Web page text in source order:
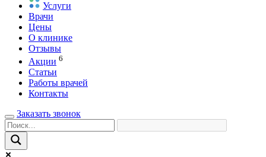
Услуги
Врачи
Цены
О клинике
Отзывы
Акции 6
Статьи
Работы врачей
Контакты
Заказать звонок